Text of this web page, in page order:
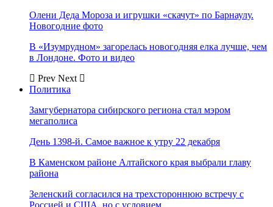
Олени Деда Мороза и игрушки «скачут» по Барнаулу.
Новогодние фото
В «Изумрудном» загорелась новогодняя елка лучше, чем
в Лондоне. Фото и видео
Prev Next
Политика
Замгубернатора сибирского региона стал мэром
мегаполиса
День 1398-й. Самое важное к утру 22 декабря
В Каменском районе Алтайского края выбрали главу
района
Зеленский согласился на трехстороннюю встречу с
Россией и США, но с условием